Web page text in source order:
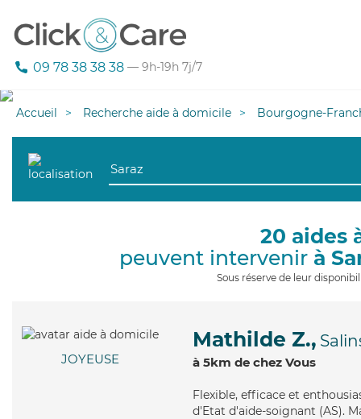
09 78 38 38 38 — 9h-19h 7j/7
Accueil Recherche aide à domicile Bourgogne-
20 aides
peuvent intervenir à
Sous réserve de leur
JOYEUSE
Mathilde Z.,
à 5km de chez Vous
Flexible, efficace et
d'Etat d'aide-soignant (AS).